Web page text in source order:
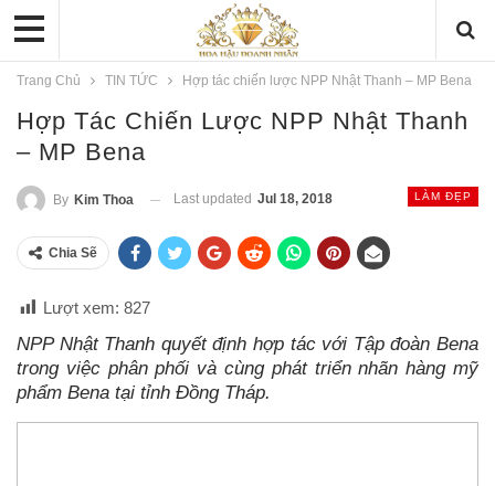
Trang Chủ TIN TỨC Hợp tác chiến lược NPP Nhật Thanh – MP Bena
Hợp Tác Chiến Lược NPP Nhật Thanh
– MP Bena
LÀM ĐẸP
By Kim Thoa Last updated Jul 18, 2018
Chia Sẽ
Lượt xem: 827
NPP Nhật Thanh quyết định hợp tác với Tập đoàn Bena
trong việc phân phối và cùng phát triển nhãn hàng mỹ
phẩm Bena tại tỉnh Đồng Tháp.